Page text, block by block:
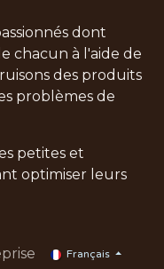
dont
chacun à l'aide de
des produits
problèmes de
petites et
optimiser leurs
Français